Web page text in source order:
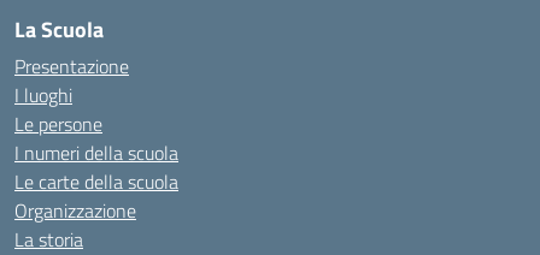
La Scuola
Presentazione
I luoghi
Le persone
I numeri della scuola
Le carte della scuola
Organizzazione
La storia